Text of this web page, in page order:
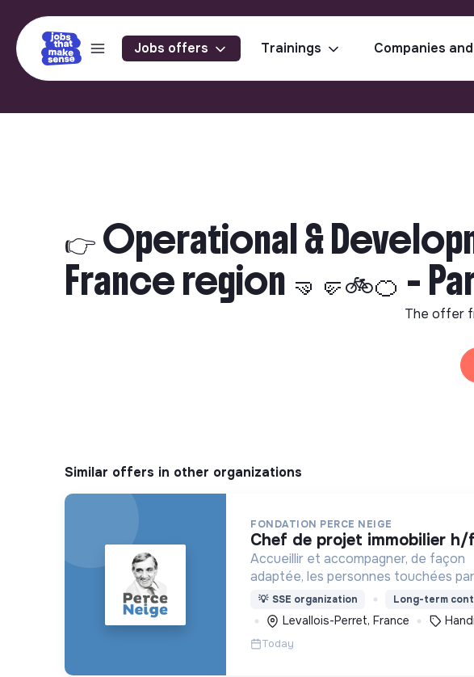
Jobs offers Trainings Companies
👉 Operational &
France region 🤜🤛🚲🍊 -
The offer
Similar offers in other organizations
FONDATION PERCE NEIGE
chef de projet immobilier h/f
Accueillir et accompagner, de façon
adaptée, les personnes touchées
déficience mentale, un handicap
ou psychique
💡 SSE organization Long-term
Levallois-Perret, France
Today